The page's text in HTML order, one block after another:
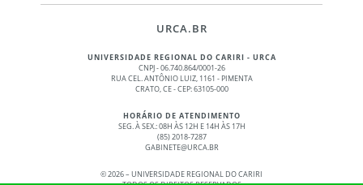
URCA.BR
UNIVERSIDADE REGIONAL DO CARIRI - URCA
CNPJ - 06.740.864/0001-26
RUA CEL. ANTÔNIO LUIZ, 1161 - PIMENTA
CRATO, CE - CEP: 63105-000
HORÁRIO DE ATENDIMENTO
SEG. À SEX.: 08H ÀS 12H E 14H ÀS 17H
(85) 2018-7287
GABINETE@URCA.BR
©2026 – UNIVERSIDADE REGIONAL DO CARIRI